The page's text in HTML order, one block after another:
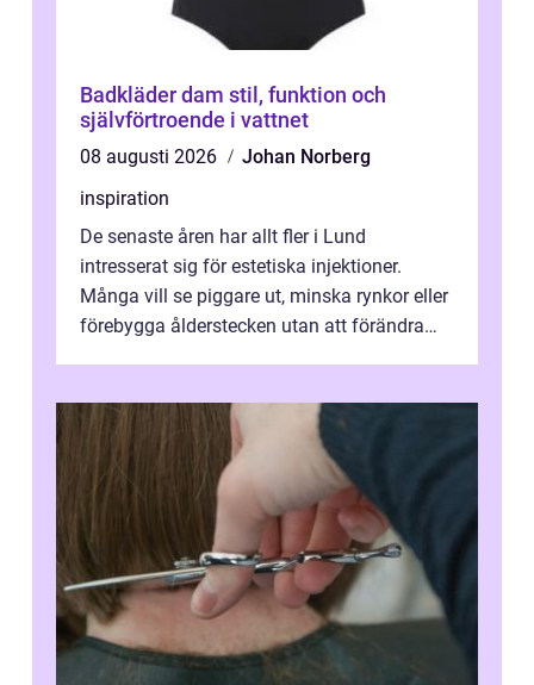
Badkläder dam stil, funktion och
självförtroende i vattnet
08 augusti 2026
Johan Norberg
inspiration
De senaste åren har allt fler i Lund
intresserat sig för estetiska injektioner.
Många vill se piggare ut, minska rynkor eller
förebygga ålderstecken utan att förändra